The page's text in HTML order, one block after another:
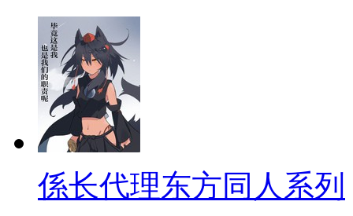
係长代理东方同人系列